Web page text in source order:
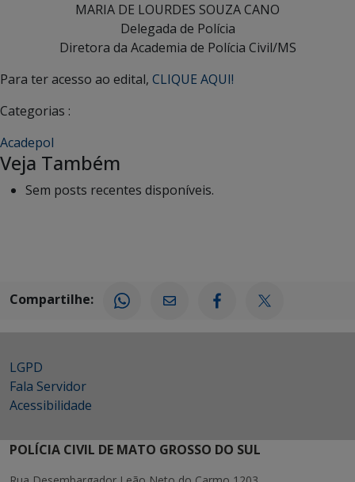
MARIA DE LOURDES SOUZA CANO
Delegada de Polícia
Diretora da Academia de Polícia Civil/MS
Para ter acesso ao edital, CLIQUE AQUI!
Categorias :
Acadepol
Veja Também
Sem posts recentes disponíveis.
Compartilhe:
LGPD
Fala Servidor
Acessibilidade
POLÍCIA CIVIL DE MATO GROSSO DO SUL